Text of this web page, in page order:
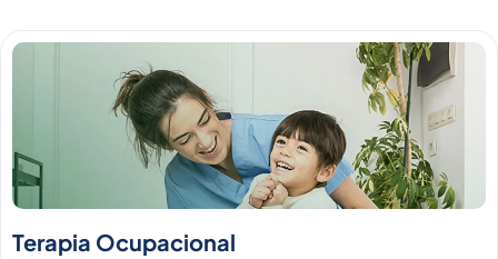
Terapia Ocupacional